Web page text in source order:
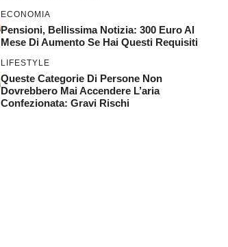
ECONOMIA
Pensioni, Bellissima Notizia: 300 Euro Al
Mese Di Aumento Se Hai Questi Requisiti
LIFESTYLE
Queste Categorie Di Persone Non
Dovrebbero Mai Accendere L’aria
Confezionata: Gravi Rischi